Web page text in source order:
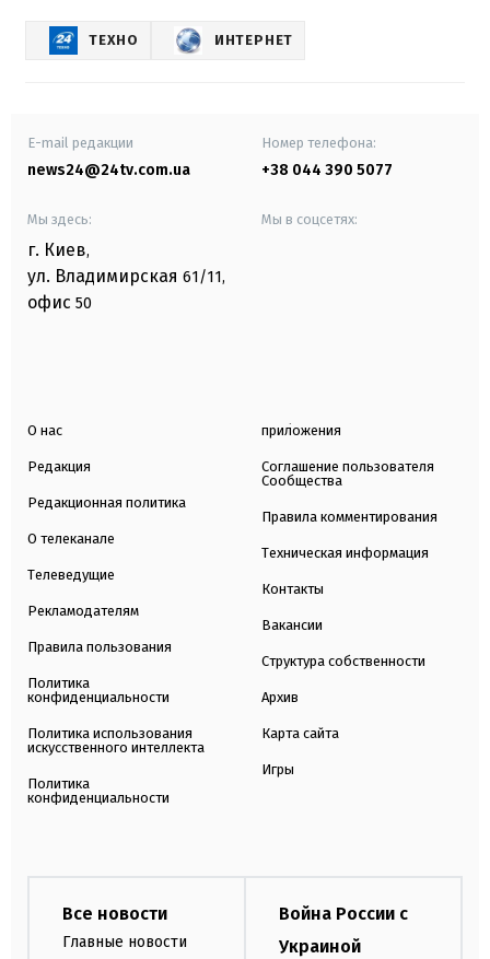
ТЕХНО ИНТЕРНЕТ
E-mail редакции
news24@24tv.com.ua
Номер телефона:
+38 044 390 5077
Мы здесь:
г. Киев,
ул. Владимирская 61/11,
офис 50
Мы в соцсетях:
О нас
Редакция
Редакционная политика
О телеканале
Телеведущие
Рекламодателям
Правила пользования
Политика
конфиденциальности
Политика использования
искусственного интеллекта
Политика
конфиденциальности
приложения
Соглашение пользователя
Сообщества
Правила комментирования
Техническая информация
Контакты
Вакансии
Структура собственности
Архив
Карта сайта
Игры
Все новости
Главные новости
Война России с
Украиной